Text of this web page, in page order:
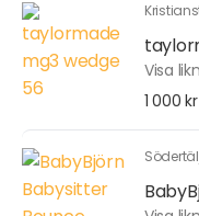
Visa
1 000 kr